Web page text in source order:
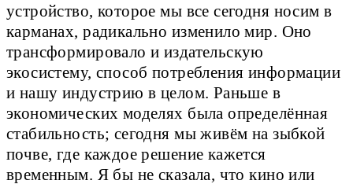
устройство, которое мы все сегодня носим в
карманах, радикально изменило мир. Оно
трансформировало и издательскую
экосистему, способ потребления информации
и нашу индустрию в целом. Раньше в
экономических моделях была определённая
стабильность; сегодня мы живём на зыбкой
почве, где каждое решение кажется
временным. Я бы не сказала, что кино или